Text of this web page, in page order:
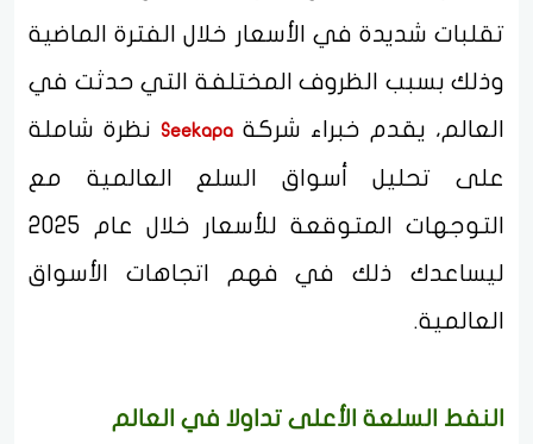
تقلبات شديدة في الأسعار خلال الفترة الماضية
وذلك بسبب الظروف المختلفة التي حدثت في
العالم، يقدم خبراء شركة Seekapa نظرة شاملة
على تحليل أسواق السلع العالمية مع
التوجهات المتوقعة للأسعار خلال عام 2025
ليساعدك ذلك في فهم اتجاهات الأسواق
العالمية.
النفط السلعة الأعلى تداولا في العالم